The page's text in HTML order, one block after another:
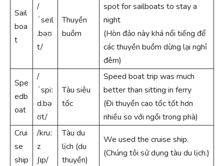
Sail
boa
t
/
ˈseɪl
.bəʊ
t/
Thuyền
buồm
spot for sailboats to stay a
night
(Hòn đảo này khá nổi tiếng để
các thuyền buồm dừng lại nghỉ
đêm)
Spe
edb
oat
/
ˈspiː
d.bə
ʊt/
Tàu siêu
tốc
Speed boat trip was much
better than sitting in ferry
(Đi thuyền cao tốc tốt hơn
nhiều so với ngồi trong phà)
Crui
se
ship
/kruː
z
ʃɪp/
Tàu du
lịch (du
thuyền)
We used the cruise ship.
(Chúng tôi sử dụng tàu du lịch.)